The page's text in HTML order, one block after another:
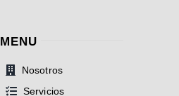
MENU
Nosotros
Servicios